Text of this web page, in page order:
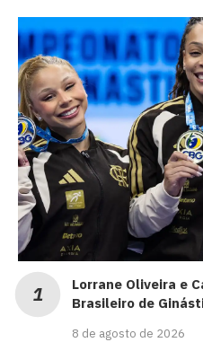
Lorrane Oliveira e
Brasileiro de
8 de agosto de 2026